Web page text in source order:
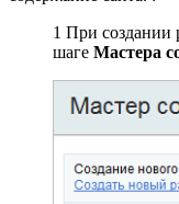
1 При создании
шаге Мастера